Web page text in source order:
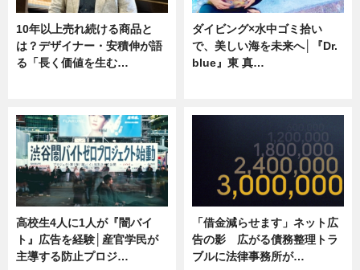
10年以上売れ続ける商品と
は？デザイナー・安積伸が語
る「長く価値を生む…
ダイビング×水中ゴミ拾い
で、美しい海を未来へ│『Dr.
blue』東 真…
高校生4人に1人が『闇バイ
ト』広告を経験│産官学民が
主導する防止プロジ…
「借金減らせます」ネット広
告の影 広がる債務整理トラ
ブルに法律事務所が…